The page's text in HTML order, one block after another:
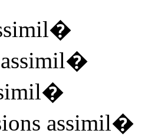
�
�
�
assimil�